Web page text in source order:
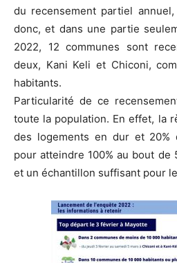
du recensement partiel
donc, et dans une partie
2022, 12 communes sont
deux, Kani Keli et Chiconi,
habitants.
Particularité de ce
toute la population. En effet, la
des logements en dur et 20%
pour atteindre 100% au bout de
et un échantillon suffisant pour